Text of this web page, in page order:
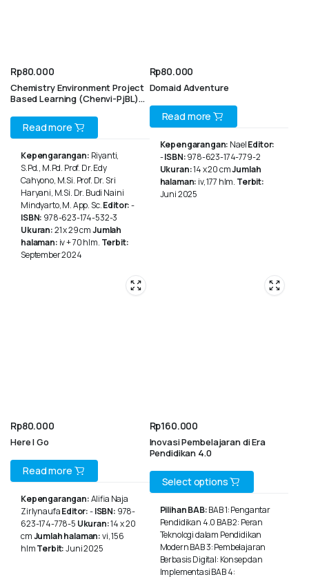
Rp80.000
Chemistry Environment Project
Based Learning (Chenvi-PjBL)
Keterampilan Proses Sains,
Penguasaan Konsep, dan Sikap
Peduli Lingkungan Siswa SMA
Read more
Kepengarangan: Riyanti,
S.Pd., M.Pd. Prof. Dr. Edy
Cahyono, M.Si. Prof. Dr. Sri
Haryani, M.Si. Dr. Budi Naini
Mindyarto, M. App. Sc.Editor:-
ISBN: 978-623-174-532-3
Ukuran:21 x 29 cmJumlah
halaman: iv + 70 hlm. Terbit:
September 2024
Rp80.000
Domaid Adventure
Read more
Kepengarangan: NaelEditor:
-ISBN:978-623-174-779-2
Ukuran:14 x 20 cmJumlah
halaman: iv, 177 hlm. Terbit:
Juni 2025
Rp80.000
Here I Go
Read more
Kepengarangan:Alifia Naja
ZirlynaufaEditor:-ISBN: 978-
623-174-778-5 Ukuran:14 x 20
cmJumlah halaman:vi, 156
hlmTerbit:Juni 2025
Rp160.000
Inovasi Pembelajaran di Era
Pendidikan 4.0
Select options
This
product
has
multiple
variants.
Pilihan BAB:BAB 1: Pengantar
Pendidikan 4.0 BAB 2: Peran
Teknologi dalam Pendidikan
Modern BAB 3: Pembelajaran
Berbasis Digital: Konsep dan
Implementasi BAB 4: